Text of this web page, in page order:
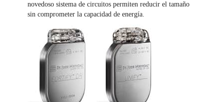
novedoso sistema de circuitos permiten reducir el tamaño
sin comprometer la capacidad de energía.